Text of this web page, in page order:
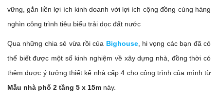
vững, gắn liền lợi ích kinh doanh với lợi ích cộng đồng cùng hàng
nghìn công trình tiêu biểu trải dọc đất nước
Qua những chia sẻ vừa rồi của Bighouse, hi vọng các bạn đã có
thể biết được một số kinh nghiệm về xây dựng nhà, đồng thời có
thêm được ý tưởng thiết kế nhà cấp 4 cho công trình của mình từ
Mẫu nhà phố 2 tầng 5 x 15m này.